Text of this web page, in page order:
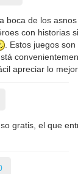
boca de los
con historias
. Estos juegos
apreciar lo mejor.
gratis, el que